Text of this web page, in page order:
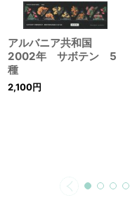
アルバニア共和国
2002年 サボテン 5
種
2,100円